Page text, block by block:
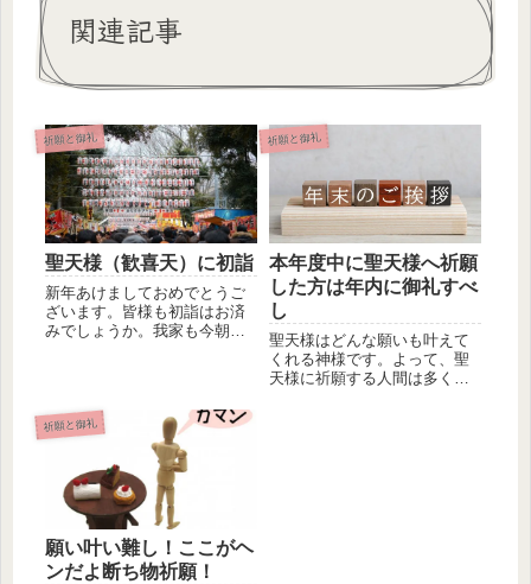
関連記事
祈願と御礼
聖天様（歓喜天）に初詣
新年あけましておめでとうご
ざいます。皆様も初詣はお済
みでしょうか。我家も今朝か
祈願と御礼
本年度中に聖天様へ祈願
した方は年内に御礼すべ
し
聖天様はどんな願いも叶えて
くれる神様です。よって、聖
天様に祈願する人間は多くい
祈願と御礼
願い叶い難し！ここがヘ
ンだよ断ち物祈願！